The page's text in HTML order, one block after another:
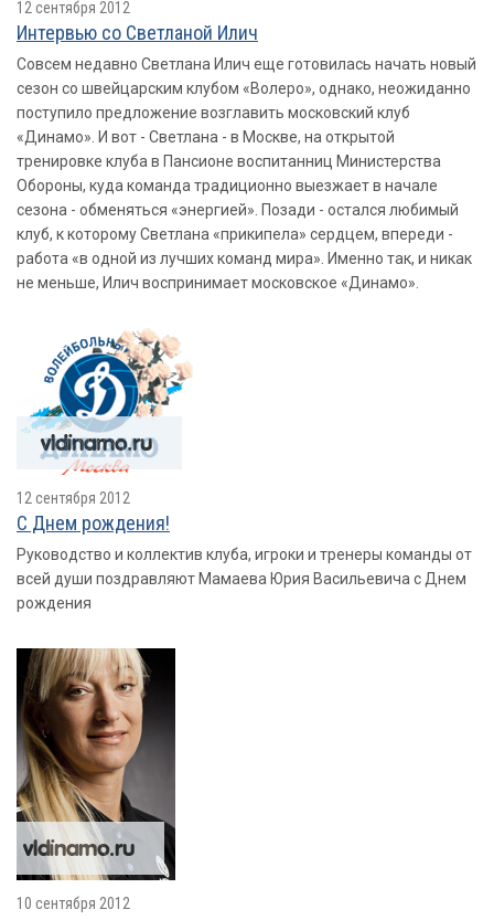
12 сентября 2012
Интервью со Светланой Илич
Совсем недавно Светлана Илич еще готовилась начать новый
сезон со швейцарским клубом «Волеро», однако, неожиданно
поступило предложение возглавить московский клуб
«Динамо». И вот - Светлана - в Москве, на открытой
тренировке клуба в Пансионе воспитанниц Министерства
Обороны, куда команда традиционно выезжает в начале
сезона - обменяться «энергией». Позади - остался любимый
клуб, к которому Светлана «прикипела» сердцем, впереди -
работа «в одной из лучших команд мира». Именно так, и никак
не меньше, Илич воспринимает московское «Динамо».
12 сентября 2012
С Днем рождения!
Руководство и коллектив клуба, игроки и тренеры команды от
всей души поздравляют Мамаева Юрия Васильевича с Днем
рождения
10 сентября 2012